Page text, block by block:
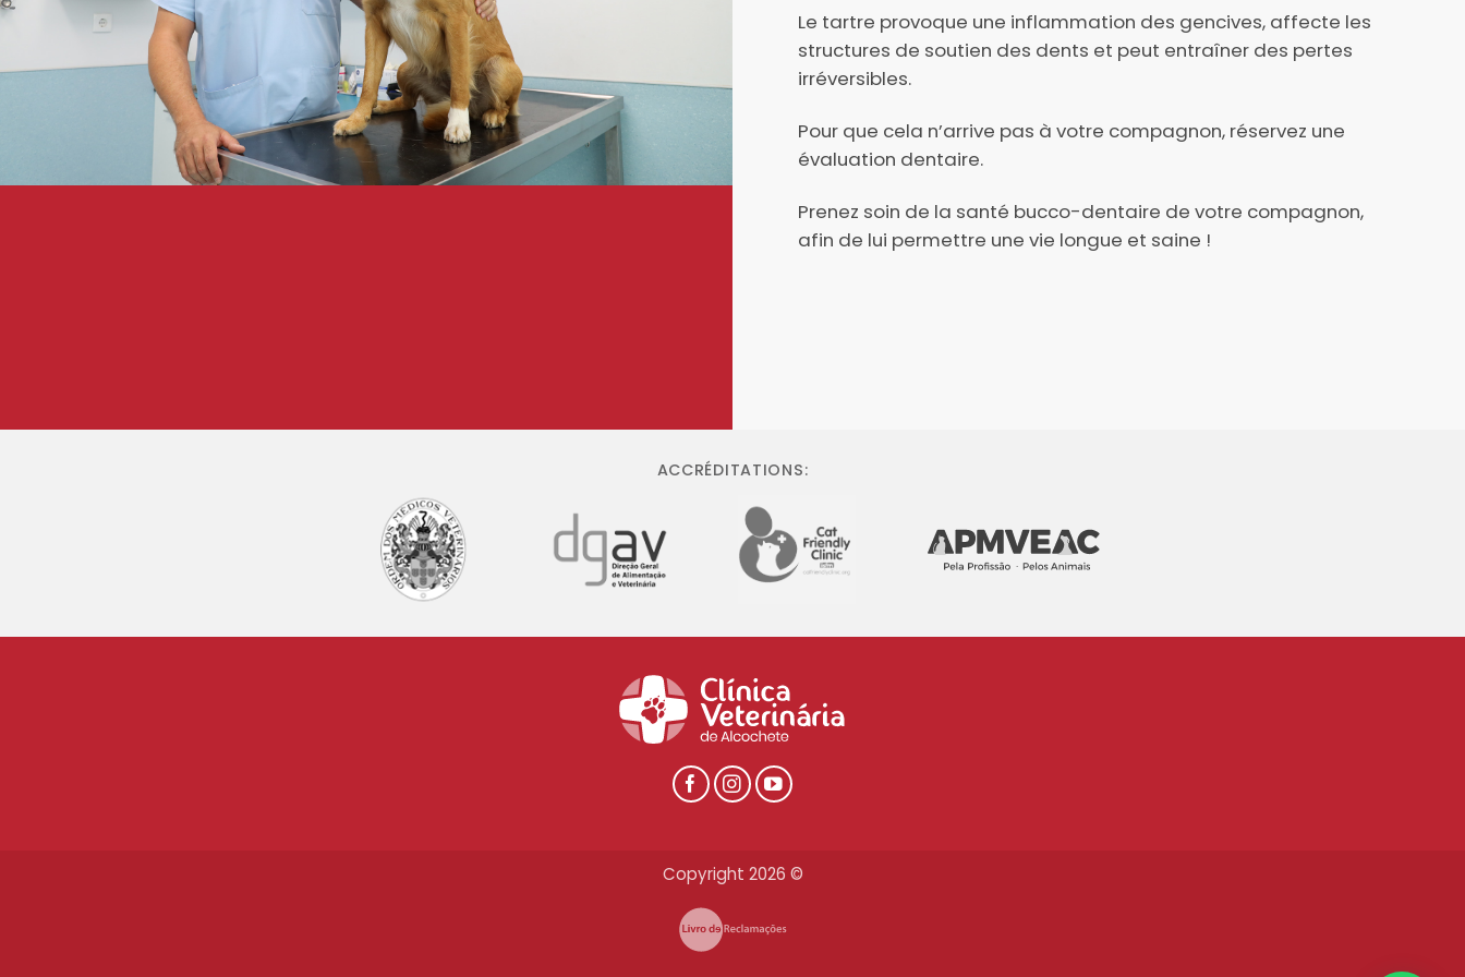
Le tartre provoque une inflammation des gencives, affecte les
structures de soutien des dents et peut entraîner des pertes
irréversibles.
Pour que cela n’arrive pas à votre compagnon, réservez une
évaluation dentaire.
Prenez soin de la santé bucco-dentaire de votre compagnon,
afin de lui permettre une vie longue et saine !
ACCRÉDITATIONS:
Copyright 2026 ©